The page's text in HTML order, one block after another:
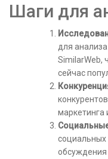
Шаги для
для
SimilarWeb,
сейчас
маркетинга
социальных
обсуждения